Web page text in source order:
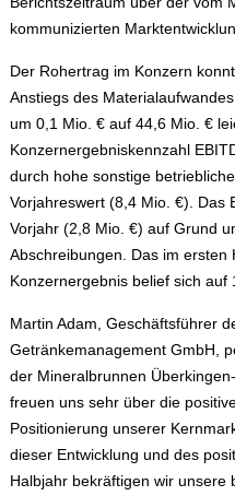
kommunizierten
Der Rohertrag im Konzern
Anstiegs des
um 0,1 Mio. € auf 44,6 Mio. €
Konzernergebniskennzahl
durch hohe sonstige
Vorjahreswert (8,4 Mio. €). Das
Vorjahr (2,8 Mio. €) auf Grund
Abschreibungen. Das im
Konzernergebnis belief sich auf
Martin Adam, Geschäftsführer
Getränkemanagement GmbH,
der Mineralbrunnen
freuen uns sehr über die
Positionierung unserer
dieser Entwicklung und des
Halbjahr bekräftigen wir unsere